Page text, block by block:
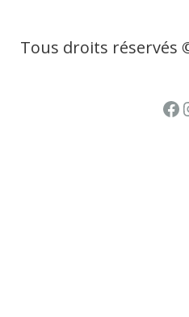
Tous droits réservés